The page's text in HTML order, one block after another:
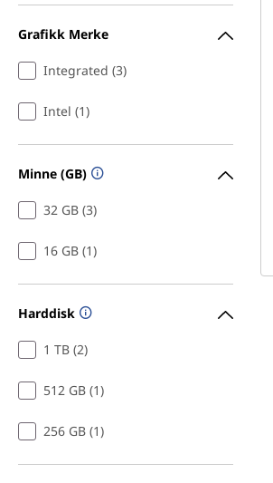
Grafikk Merke
Integrated (3)
Intel (1)
Minne (GB)
32 GB (3)
16 GB (1)
Harddisk
1 TB (2)
512 GB (1)
256 GB (1)